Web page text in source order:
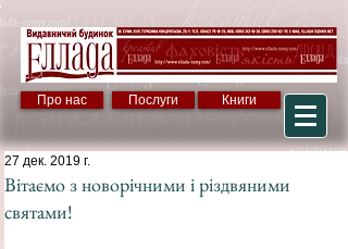
Про нас Послуги Книги
Вітаємо з новорічними і різдвяними
святами!
27 дек. 2019 г.